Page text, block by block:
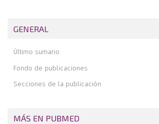
limitaciones
GENERAL
Último sumario
Fondo de publicaciones
Secciones de la publicación
MÁS EN PUBMED